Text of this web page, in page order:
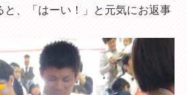
と、「はーい！」と元気にお返事